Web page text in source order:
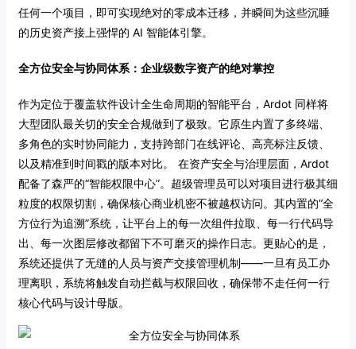
任何一个项目，即可实现绝对的零成本迁移，并瞬间为这些沉睡
的历史资产接上强悍的 AI 智能体引擎。
全方位安全与协同体系：企业级数字资产的绝对掌控
作为定位于覆盖软件设计全生命周期的智能平台，Ardot 同样将
大型团队最关切的安全合规做到了极致。它原生内置了多终端、
多角色的实时协同能力，支持跨部门在线评论、高亮标注反馈、
以及精准到时间戳的版本对比。
在资产安全与治理层面，Ardot
配备了森严的“智能权限中心”。超级管理员可以对项目进行极其细
粒度的权限切割，确保核心商业机密不被越权访问。其内置的“全
方位行为追溯”系统，让平台上的每一次组件拉取、每一行代码导
出、每一次图层修改都留下不可磨灭的操作日志。更贴心的是，
系统还提供了无缝的人员与资产交接管理机制——一旦有员工办
理离职，系统将触发自动拦截与权限回收，确保带不走任何一行
核心代码与设计母版。